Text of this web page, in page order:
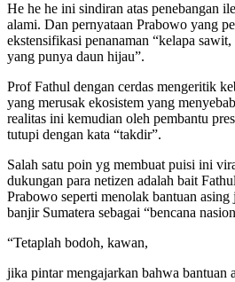
He he he ini sindiran atas penebangan
alami. Dan pernyataan Prabowo yang
ekstensifikasi penanaman “kelapa
yang punya daun hijau”.
Prof Fathul dengan cerdas mengeritik
yang merusak ekosistem yang
realitas ini kemudian oleh pembantu
tutupi dengan kata “takdir”.
Salah satu poin yg membuat puisi ini
dukungan para netizen adalah bait
Prabowo seperti menolak bantuan asing
banjir Sumatera sebagai “bencana
“Tetaplah bodoh, kawan,
jika pintar mengajarkan bahwa bantuan